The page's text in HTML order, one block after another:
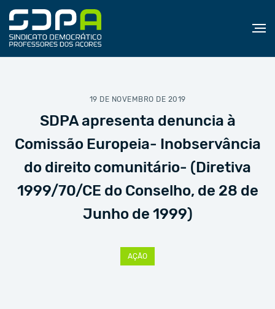
19 DE NOVEMBRO DE 2019
SDPA apresenta denuncia à
Comissão Europeia- Inobservância
do direito comunitário- (Diretiva
1999/70/CE do Conselho, de 28 de
Junho de 1999)
AÇÃO